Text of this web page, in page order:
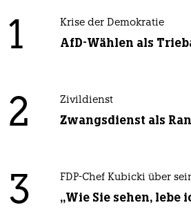
1 Krise der Demokratie
AfD-Wählen als
2 Zivildienst
Zwangsdienst als
3 FDP-Chef Kubicki über
„Wie Sie sehen, lebe